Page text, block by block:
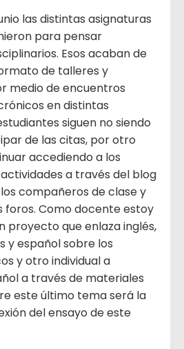
las distintas asignaturas
para pensar
Esos acaban de
de talleres y
medio de encuentros
en distintas
siguen no siendo
de las citas, por otro
accediendo a los
a través del blog
compañeros de clase y
foros. Como docente estoy
proyecto que enlaza inglés,
y español sobre los
y otro individual a
a través de materiales
este último tema será la
del ensayo de este